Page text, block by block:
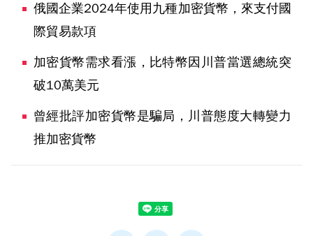
俄國企業2024年使用九種加密貨幣，來支付國
際貿易款項
加密貨幣需求看漲，比特幣因川普當選總統突
破10萬美元
曾經批評加密貨幣是騙局，川普態度大轉變力
推加密貨幣